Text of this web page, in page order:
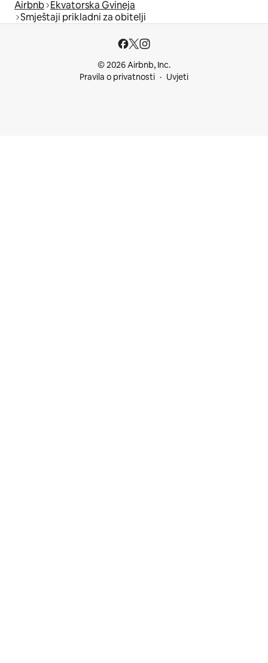
Airbnb Ekvatorska Gvineja
Smještaji prikladni za obitelji
© 2026 Airbnb, Inc.
Pravila o privatnosti
Uvjeti